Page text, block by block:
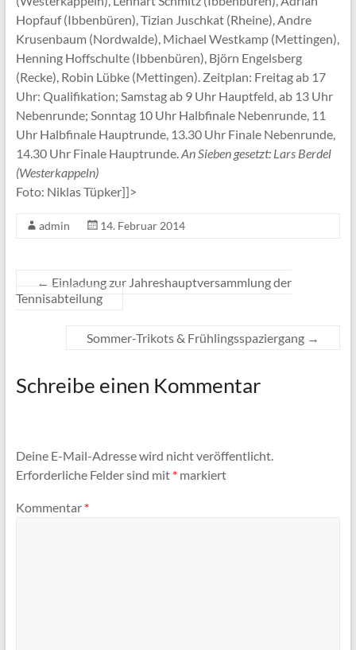
Hopfauf (Ibbenbüren), Tizian Juschkat (Rheine), Andre
Krusenbaum (Nordwalde), Michael Westkamp (Mettingen),
Henning Hoffschulte (Ibbenbüren), Björn Engelsberg
(Recke), Robin Lübke (Mettingen). Zeitplan: Freitag ab 17
Uhr: Qualifikation; Samstag ab 9 Uhr Hauptfeld, ab 13 Uhr
Nebenrunde; Sonntag 10 Uhr Halbfinale Nebenrunde, 11
Uhr Halbfinale Hauptrunde, 13.30 Uhr Finale Nebenrunde,
14.30 Uhr Finale Hauptrunde.An Sieben gesetzt: Lars Berdel
(Westerkappeln)
Foto: Niklas Tüpker]]>
admin 14. Februar 2014
← Einladung zur Jahreshauptversammlung der
Tennisabteilung
Sommer-Trikots & Frühlingsspaziergang →
Schreibe einen Kommentar
Deine E-Mail-Adresse wird nicht veröffentlicht.
Erforderliche Felder sind mit *markiert
Kommentar *